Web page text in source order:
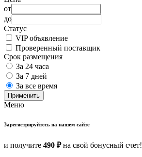
от
до
Статус
VIP объявление
Проверенный поставщик
Срок размещения
За 24 часа
За 7 дней
За все время
Применить
Меню
Зарегистрируйтесь на нашем сайте
и получите 490 ₽на свой бонусный счет!